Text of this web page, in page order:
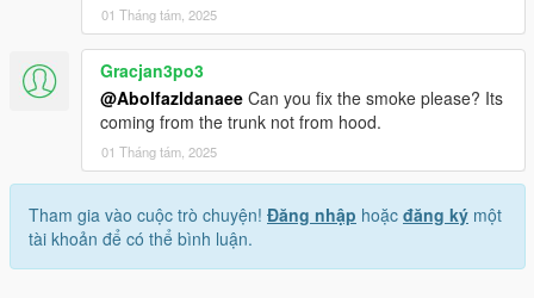
01 Tháng tám, 2025
Gracjan3po3
@Abolfazldanaee Can you fix the smoke please? Its
coming from the trunk not from hood.
01 Tháng tám, 2025
Tham gia vào cuộc trò chuyện! Đăng nhập hoặc đăng ký một
tài khoản để có thể bình luận.